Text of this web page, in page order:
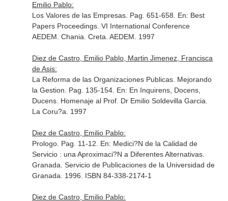
Emilio Pablo:
Los Valores de las Empresas. Pag. 651-658. En: Best
Papers Proceedings. VI International Conference
AEDEM . Chania. Creta. AEDEM. 1997
Diez de Castro, Emilio Pablo, Martin Jimenez, Francisca
de Asis:
La Reforma de las Organizaciones Publicas. Mejorando
la Gestion. Pag. 135-154. En: En Inquirens, Docens,
Ducens. Homenaje al Prof. Dr Emilio Soldevilla Garcia
La Coru?a. 1997
Diez de Castro, Emilio Pablo:
Prologo. Pag. 11-12. En: Medici?N de la Calidad de
Servicio : una Aproximaci?N a Diferentes Alternativas.
Granada. Servicio de Publicaciones de la Universidad de
Granada. 1996. ISBN 84-338-2174-1
Diez de Castro, Emilio Pablo: